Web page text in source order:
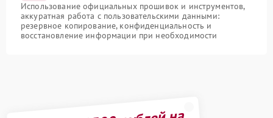
Использование официальных прошивок и инструментов,
аккуратная работа с пользовательскими данными:
резервное копирование, конфиденциальность и
восстановление информации при необходимости